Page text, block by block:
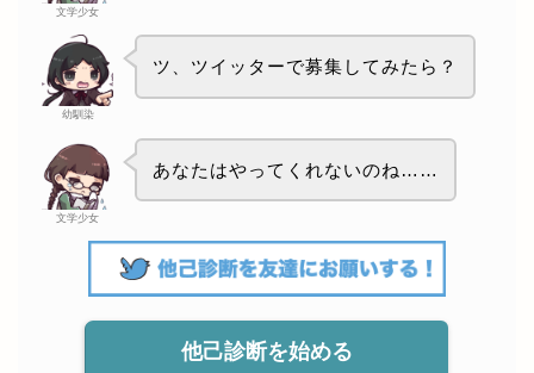
文学少女
幼馴染
ツ、ツイッターで募集してみたら？
文学少女
あなたはやってくれないのね……
他己診断を始める